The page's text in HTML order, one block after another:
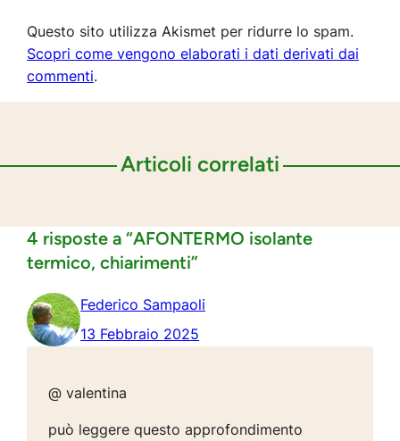
Questo sito utilizza Akismet per ridurre lo spam.
Scopri come vengono elaborati i dati derivati dai
commenti.
Articoli correlati
4 risposte a “AFONTERMO isolante
termico, chiarimenti”
Federico Sampaoli
13 Febbraio 2025
@ valentina
può leggere questo approfondimento